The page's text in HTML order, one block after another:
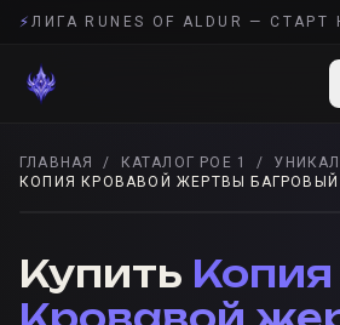
⚡
ГЛАВНАЯ / КАТАЛОГ POE 1 /
КОПИЯ КРОВАВОЙ ЖЕРТВЫ
Купить Копия